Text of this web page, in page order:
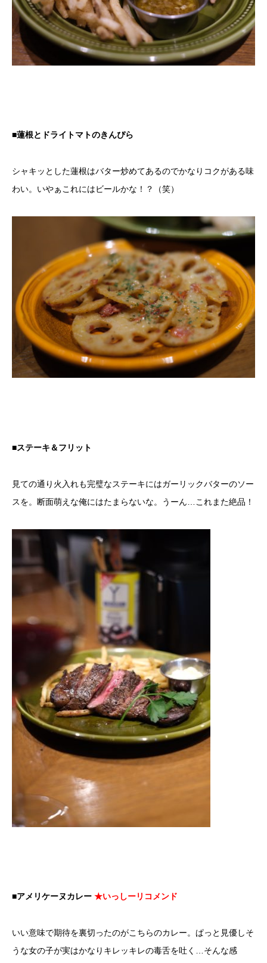
■蓮根とドライトマトのきんぴら
シャキッとした蓮根はバター炒めてあるのでかなりコクがある味
わい。いやぁこれにはビールかな！？（笑）
■ステーキ＆フリット
見ての通り火入れも完璧なステーキにはガーリックバターのソー
スを。断面萌えな俺にはたまらないな。うーん…これまた絶品！
■アメリケーヌカレー ★いっしーリコメンド
いい意味で期待を裏切ったのがこちらのカレー。ぱっと見優しそ
うな女の子が実はかなりキレッキレの毒舌を吐く…そんな感